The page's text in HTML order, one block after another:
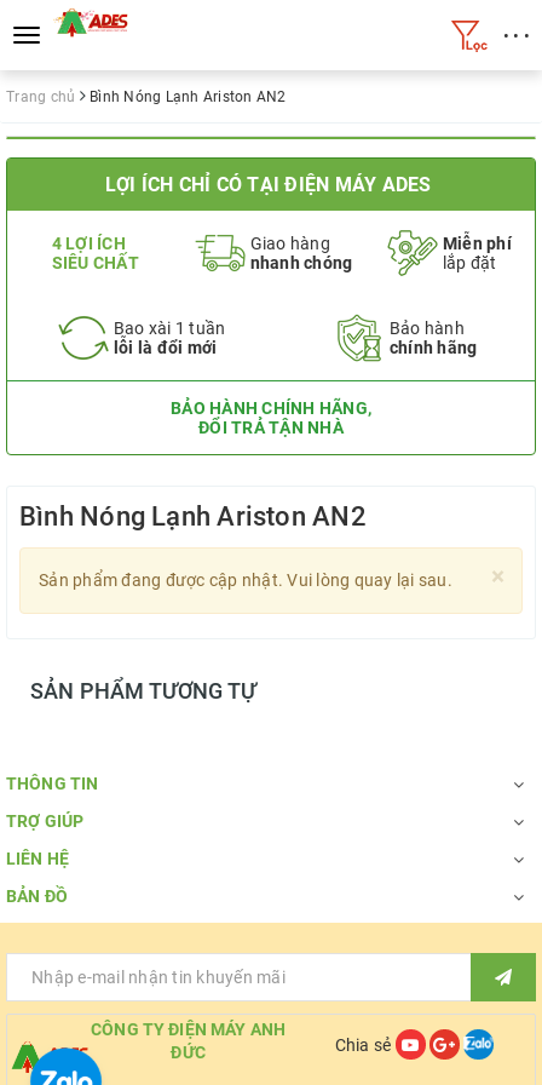
Toggle
navigation
• • •
Trang chủ Bình Nóng Lạnh Ariston AN2
LỢI ÍCH CHỈ CÓ TẠI ĐIỆN MÁY ADES
4 LỢI ÍCH
SIÊU CHẤT
Giao hàng
nhanh chóng
Miễn phí
lắp đặt
Bao xài 1 tuần
lỗi là đổi mới
Bảo hành
chính hãng
BẢO HÀNH CHÍNH HÃNG,
ĐỔI TRẢ TẬN NHÀ
Bình Nóng Lạnh Ariston AN2
×
Sản phẩm đang được cập nhật. Vui lòng quay lại sau.
SẢN PHẨM TƯƠNG TỰ
THÔNG TIN
TRỢ GIÚP
LIÊN HỆ
BẢN ĐỒ
CÔNG TY ĐIỆN MÁY ANH
ĐỨC
Chia sẻ